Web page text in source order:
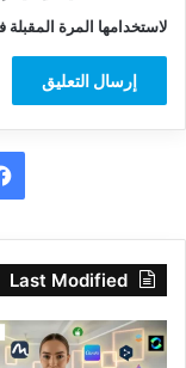
لاستخدامها المرة
Last Modified